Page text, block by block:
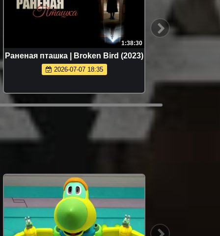
1:38:30
Раненая пташка | Broken Bird (2023)
2026-07-07 18:35